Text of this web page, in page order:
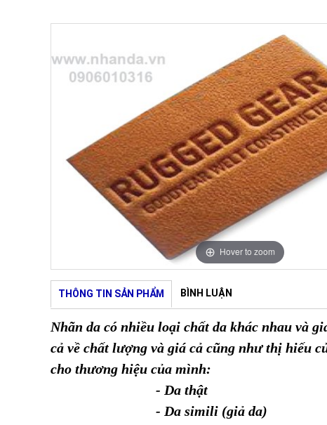
Hover to zoom
THÔNG TIN SẢN PHẨM BÌNH LUẬN
Nhãn da có nhiều loại chất da khác nhau và
cả về chất lượng và giá cả cũng như thị hiếu
cho thương hiệu của mình:
- Da thật
- Da simili (giả da)